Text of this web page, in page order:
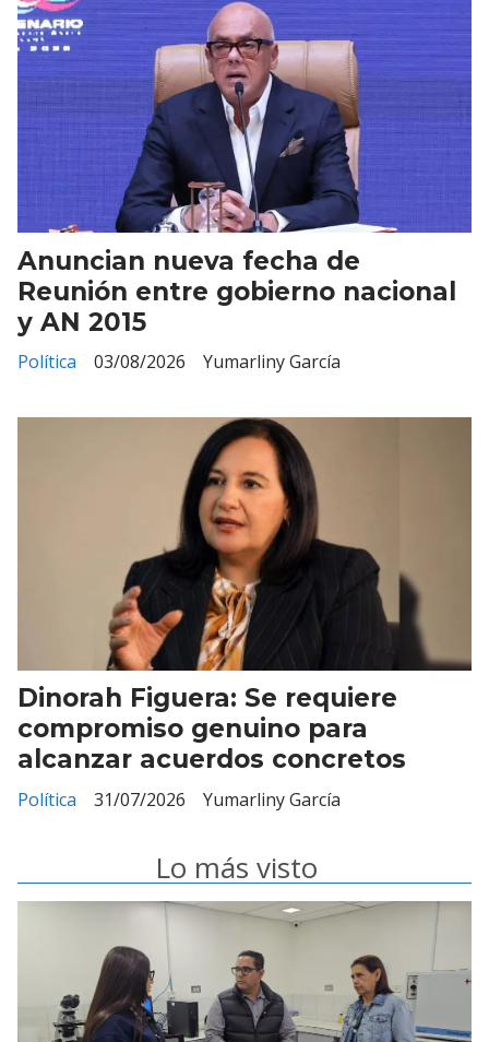
Anuncian nueva fecha de
Reunión entre gobierno nacional
y AN 2015
Yumarliny García
Política 03/08/2026
Dinorah Figuera: Se requiere
compromiso genuino para
alcanzar acuerdos concretos
Yumarliny García
Política 31/07/2026
Lo más visto